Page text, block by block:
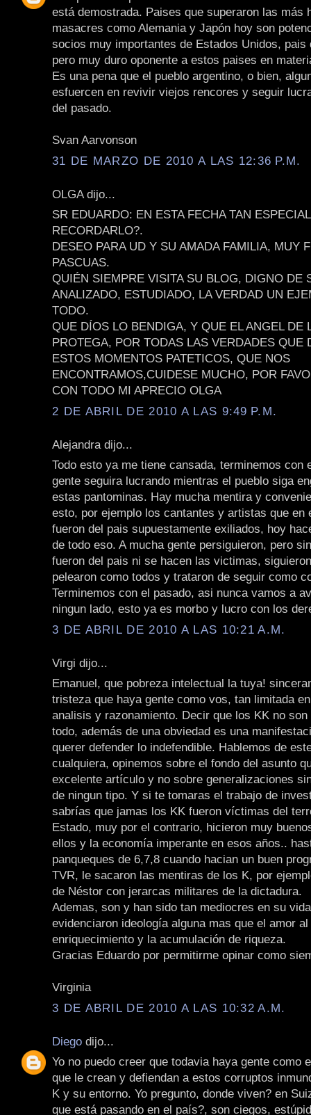
está demostrada. Paises que superaron las más
masacres como Alemania y Japón hoy son
socios muy importantes de Estados Unidos, pais
pero muy duro oponente a estos paises en
Es una pena que el pueblo argentino, o bien,
esfuercen en revivir viejos rencores y seguir
del pasado.
Svan Aarvonson
31 DE MARZO DE 2010 A LAS 12:36 P.M.
OLGA dijo...
SR EDUARDO: EN ESTA FECHA TAN
RECORDARLO?.
DESEO PARA UD Y SU AMADA FAMILIA, MUY
PASCUAS.
QUIÉN SIEMPRE VISITA SU BLOG, DIGNO DE
ANALIZADO, ESTUDIADO, LA VERDAD UN
TODO.
QUE DÍOS LO BENDIGA, Y QUE EL ANGEL DE
PROTEGA, POR TODAS LAS VERDADES QUE
ESTOS MOMENTOS PATETICOS, QUE NOS
ENCONTRAMOS,CUIDESE MUCHO, POR
CON TODO MI APRECIO OLGA
2 DE ABRIL DE 2010 A LAS 9:49 P.M.
Alejandra dijo...
Todo esto ya me tiene cansada, terminemos con
gente seguira lucrando mientras el pueblo siga
estas pantominas. Hay mucha mentira y
esto, por ejemplo los cantantes y artistas que en
fueron del pais supuestamente exiliados, hoy
de todo eso. A mucha gente persiguieron, pero
fueron del pais ni se hacen las victimas,
pelearon como todos y trataron de seguir como
Terminemos con el pasado, asi nunca vamos a
ningun lado, esto ya es morbo y lucro con los
3 DE ABRIL DE 2010 A LAS 10:21 A.M.
Virgi dijo...
Emanuel, que pobreza intelectual la tuya!
tristeza que haya gente como vos, tan limitada
analisis y razonamiento. Decir que los KK no son
todo, además de una obviedad es una
querer defender lo indefendible. Hablemos de
cualquiera, opinemos sobre el fondo del asunto
excelente artículo y no sobre generalizaciones
de ningun tipo. Y si te tomaras el trabajo de
sabrías que jamas los KK fueron víctimas del
Estado, muy por el contrario, hicieron muy
ellos y la economía imperante en esos años..
panqueques de 6,7,8 cuando hacian un buen
TVR, le sacaron las mentiras de los K, por
de Néstor con jerarcas militares de la dictadura.
Ademas, son y han sido tan mediocres en su
evidenciaron ideología alguna mas que el amor
enriquecimiento y la acumulación de riqueza.
Gracias Eduardo por permitirme opinar como
Virginia
3 DE ABRIL DE 2010 A LAS 10:32 A.M.
Diego dijo...
Yo no puedo creer que todavia haya gente como
que le crean y defiendan a estos corruptos
K y su entorno. Yo pregunto, donde viven? en
que está pasando en el país?, son ciegos,